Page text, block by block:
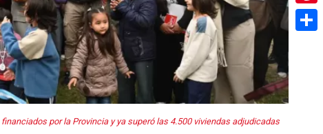
por la Provincia y ya superó las 4.500 viviendas adjudicadas